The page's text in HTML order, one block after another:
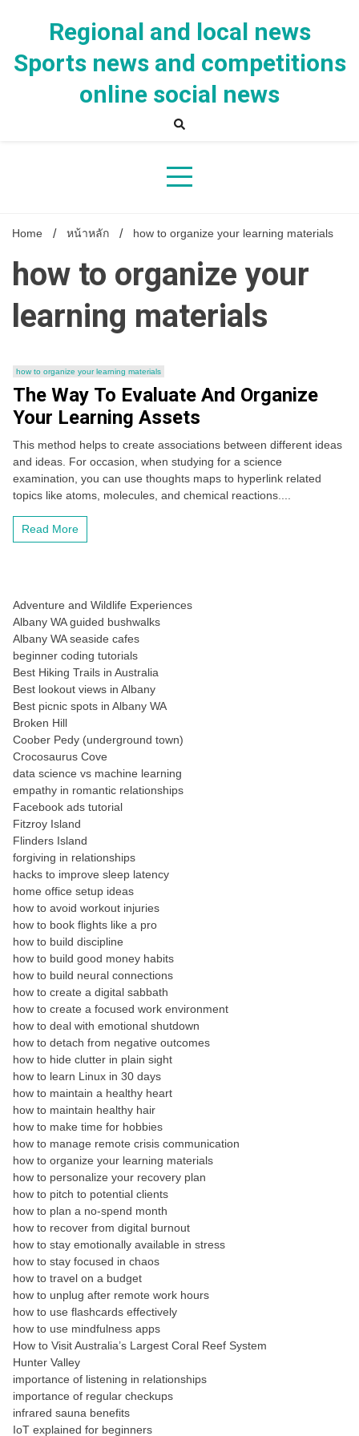
Regional and local news
Sports news and competitions
online social news
Home หน้าหลัก how to organize your learning materials
how to organize your
learning materials
how to organize your learning materials
The Way To Evaluate And Organize
Your Learning Assets
This method helps to create associations between different ideas
and ideas. For occasion, when studying for a science
examination, you can use thoughts maps to hyperlink related
topics like atoms, molecules, and chemical reactions....
Read More
Adventure and Wildlife Experiences
Albany WA guided bushwalks
Albany WA seaside cafes
beginner coding tutorials
Best Hiking Trails in Australia
Best lookout views in Albany
Best picnic spots in Albany WA
Broken Hill
Coober Pedy (underground town)
Crocosaurus Cove
data science vs machine learning
empathy in romantic relationships
Facebook ads tutorial
Fitzroy Island
Flinders Island
forgiving in relationships
hacks to improve sleep latency
home office setup ideas
how to avoid workout injuries
how to book flights like a pro
how to build discipline
how to build good money habits
how to build neural connections
how to create a digital sabbath
how to create a focused work environment
how to deal with emotional shutdown
how to detach from negative outcomes
how to hide clutter in plain sight
how to learn Linux in 30 days
how to maintain a healthy heart
how to maintain healthy hair
how to make time for hobbies
how to manage remote crisis communication
how to organize your learning materials
how to personalize your recovery plan
how to pitch to potential clients
how to plan a no-spend month
how to recover from digital burnout
how to stay emotionally available in stress
how to stay focused in chaos
how to travel on a budget
how to unplug after remote work hours
how to use flashcards effectively
how to use mindfulness apps
How to Visit Australia’s Largest Coral Reef System
Hunter Valley
importance of listening in relationships
importance of regular checkups
infrared sauna benefits
IoT explained for beginners